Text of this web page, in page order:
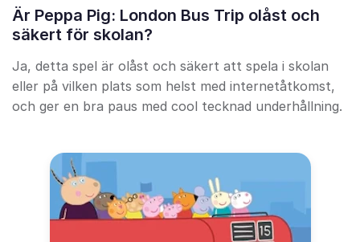
Är Peppa Pig: London Bus Trip olåst och
säkert för skolan?
Ja, detta spel är olåst och säkert att spela i skolan
eller på vilken plats som helst med internetåtkomst,
och ger en bra paus med cool tecknad underhållning.